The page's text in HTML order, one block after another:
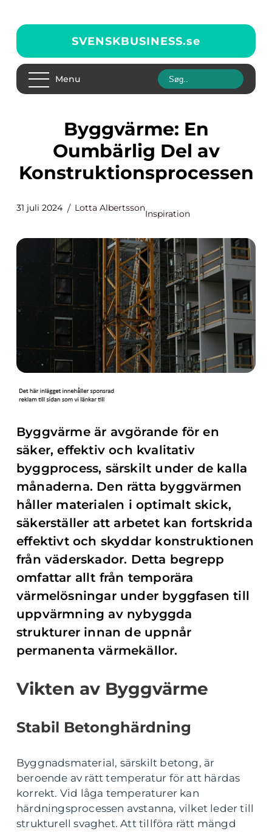
SVENSKBUSINESS.se
Menu
Byggvärme: En
Oumbärlig Del av
Konstruktionsprocessen
31 juli 2024 Lotta Albertsson
Inspiration
Byggvärme är avgörande för en
säker, effektiv och kvalitativ
byggprocess, särskilt under de kalla
månaderna. Den rätta byggvärmen
håller materialen i optimalt skick,
säkerställer att arbetet kan fortskrida
effektivt och skyddar konstruktionen
från väderskador. Detta begrepp
omfattar allt från temporära
värmelösningar under byggfasen till
uppvärmning av nybyggda
strukturer innan de uppnår
permanenta värmekällor.
Vikten av Byggvärme
Stabil Betonghärdning
Byggnadsmaterial, särskilt betong, är
beroende av rätt temperatur för att härdas
korrekt. Vid låga temperaturer kan
härdningsprocessen avstanna, vilket leder till
strukturell svaghet. Att tillföra rätt mängd